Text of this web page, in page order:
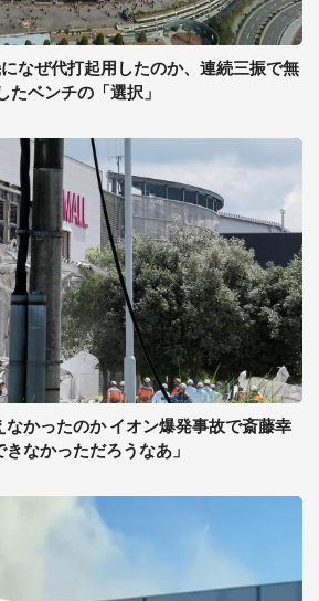
なぜ代打起用したのか、連続三振で無
ベンチの「選択」
かったのか イオン爆発事故で斎藤幸
なかっただろうなあ」